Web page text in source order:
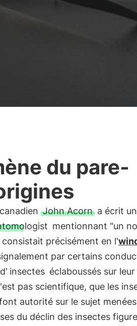
du pare-
John Acorna écrit un
mentionnant "un
précisément en l'
par certains
insectes éclaboussés sur
pas scientifique, que les
autorité sur le sujet
du déclin des insectes